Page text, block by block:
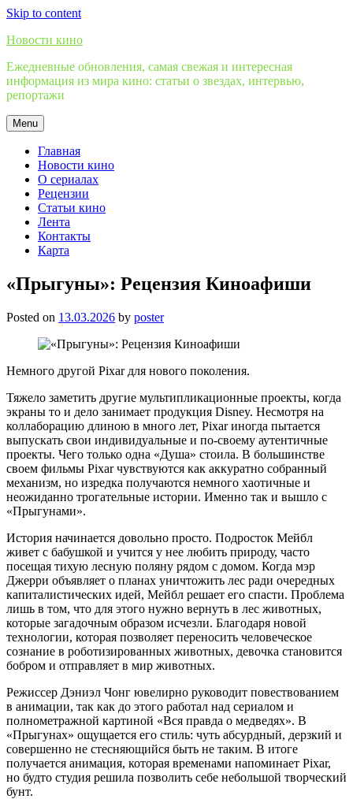
Skip to content
Новости кино
Ежедневные обновления, самая свежая и интересная
информация из мира кино: статьи о звездах, интервью,
репортажи
Menu
Главная
Новости кино
О сериалах
Рецензии
Статьи кино
Лента
Контакты
Карта
«Прыгуны»: Рецензия Киноафиши
Posted on 13.03.2026 by poster
Немного другой Pixar для нового поколения.
Тяжело заметить другие мультипликационные проекты, когда
экраны то и дело занимает продукция Disney. Несмотря на
коллаборацию длиною в много лет, Pixar иногда пытается
выпускать свои индивидуальные и по-своему аутентичные
проекты. Чего только одна «Душа» стоила. В большинстве
своем фильмы Pixar чувствуются как аккуратно собранный
механизм, но изредка получаются немного хаотичные и
неожиданно трогательные истории. Именно так и вышло с
«Прыгунами».
История начинается довольно просто. Подросток Мейбл
живет с бабушкой и учится у нее любить природу, часто
посещая тихую лесную поляну рядом с домом. Когда мэр
Джерри объявляет о планах уничтожить лес ради очередных
капиталистических идей, Мейбл решает его спасти. Проблема
лишь в том, что для этого нужно вернуть в лес животных,
которые загадочным образом исчезли. Благодаря новой
технологии, которая позволяет переносить человеческое
сознание в роботизированных животных, девочка становится
бобром и отправляет в мир животных.
Режиссер Дэниэл Чонг ювелирно руководит повествованием
в анимации, так как до этого работал над сериалом и
полнометражной картиной «Вся правда о медведях». В
«Прыгунах» ощущается его стиль: чуть абсурдный, дерзкий и
совершенно не стесняющийся быть не таким. В итоге
получается анимация, которая временами напоминает Pixar,
но будто студия решила позволить себе небольшой творческий
бунт.